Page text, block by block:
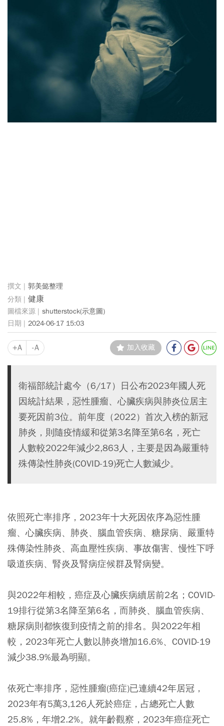
郭美懿整理
健康
shutterstock(示意圖)
2024-06-17 15:03
+A -A 加入收藏
衛福部統計處今（6/17）日公布2023年國人死
因統計結果，惡性腫瘤、心臟疾病與肺炎位居主
要死因前3位。前年度（2022）首次入榜的新冠
肺炎，則隨疫情緩和從第3名降至第6名，死亡
人數較2022年減少2,863人，主要是因為嚴重特
殊傳染性肺炎(COVID-19)死亡人數減少。
依照死亡率排序，2023年十大死因依序為惡性腫
瘤、心臟疾病、肺炎、腦血管疾病、糖尿病、嚴重特
殊傳染性肺炎、高血壓性疾病、事故傷害、慢性下呼
吸道疾病、腎炎及腎病症候群及腎病變。
與2022年相較，癌症及心臟疾病續居前2名；COVID-
19排行從第3名降至第6名，而肺炎、腦血管疾病、
糖尿病則都恢復到疫情之前的排名。與2022年相
較，2023年死亡人數以肺炎增加16.6%、COVID-19
減少38.9%最為明顯。
依死亡率排序，惡性腫瘤(癌症)已連續42年居冠，
2023年有5萬3,126人死於癌症，占總死亡人數
25.8%，年增2.2%。就年齡觀察，2023年癌症死亡